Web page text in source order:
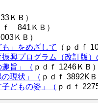
ＫＢ）
ｆ 841ＫＢ）
ＫＢ）
も」をめざして
（ｐｄｆ
興プログラム（改訂版）
旨」（ ｐｄｆ 1246ＫＢ）
現状」（ ｐｄｆ 3892KＢ
どもの姿」（ ｐｄｆ